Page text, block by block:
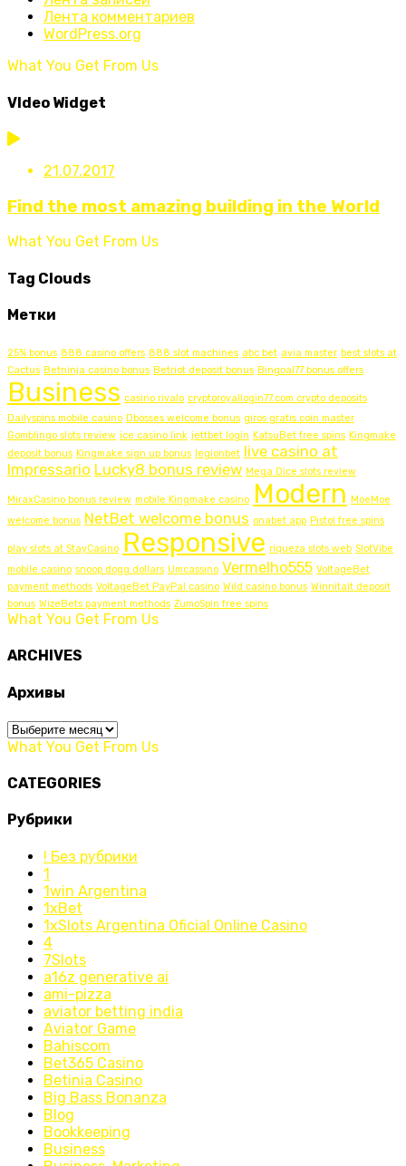
Лента комментариев
WordPress.org
What You Get From Us
VIdeo Widget
21.07.2017
Find the most amazing building in the World
What You Get From Us
Tag Clouds
Метки
25% bonus 888 casino offers 888 slot machines abc bet avia master best slots at
Cactus Betninja casino bonus Betriot deposit bonus Bingoal77 bonus offers
Business casino rivalo cryptoroyallogin77.com crypto deposits
Dailyspins mobile casino Dbosses welcome bonus giros gratis coin master
Gomblingo slots review ice casino link jettbet login KatsuBet free spins Kingmake
deposit bonus Kingmake sign up bonus legionbet live casino at
Impressario Lucky8 bonus review Mega Dice slots review
MiraxCasino bonus review mobile Kingmake casino Modern MoeMoe
welcome bonus NetBet welcome bonus onabet app Pistol free spins
play slots at StayCasino Responsive riqueza slots web SlotVibe
mobile casino snoop dogg dollars Umcassino Vermelho555 VoltageBet
payment methods VoltageBet PayPal casino Wild casino bonus Winnitait deposit
bonus WizeBets payment methods ZumoSpin free spins
What You Get From Us
ARCHIVES
Архивы
Архивы
What You Get From Us
CATEGORIES
Рубрики
! Без рубрики
1
1win Argentina
1xBet
1xSlots Argentina Oficial Online Casino
4
7Slots
a16z generative ai
ami-pizza
aviator betting india
Aviator Game
Bahiscom
Bet365 Casino
Betinia Casino
Big Bass Bonanza
Blog
Bookkeeping
Business